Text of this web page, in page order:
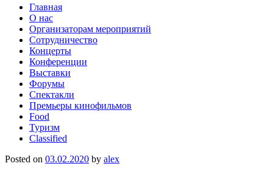
Skip
content
Главная
О нас
Организаторам мероприятий
Сотрудничество
Концерты
Конференции
Выставки
Форумы
Спектакли
Премьеры кинофильмов
Food
Туризм
Сlassified
Posted on 03.02.2020 by alex